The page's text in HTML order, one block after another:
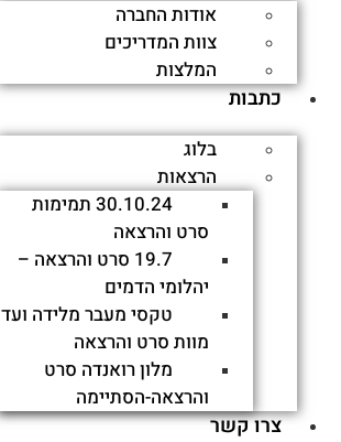
אודות החברה
צוות המדריכים
המלצות
כתבות
בלוג
הרצאות
30.10.24 תמימות
סרט והרצאה
19.7 סרט והרצאה –
יהלומי הדמים
טקסי מעבר מלידה ועד
מוות סרט והרצאה
מלון רואנדה סרט
והרצאה-הסתיימה
צרו קשר
מסלול הטיול
תאריכים ומחירים